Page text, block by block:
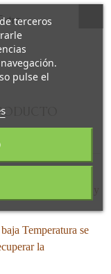
Hojiblanca y
Temperatura se
la
terceros
pulse el